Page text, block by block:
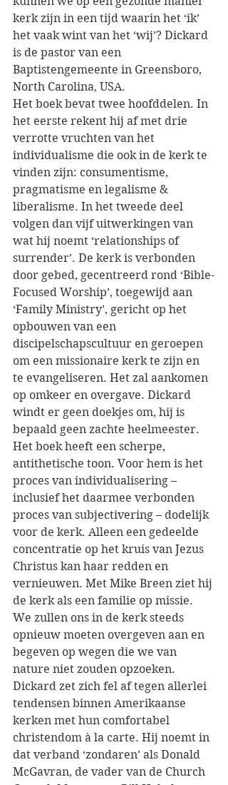
kerk zijn in een tijd waarin het ‘ik’
het vaak wint van het ‘wij’? Dickard
is de pastor van een
Baptistengemeente in Greensboro,
North Carolina, USA.
Het boek bevat twee hoofddelen. In
het eerste rekent hij af met drie
verrotte vruchten van het
individualisme die ook in de kerk te
vinden zijn: consumentisme,
pragmatisme en legalisme &
liberalisme. In het tweede deel
volgen dan vijf uitwerkingen van
wat hij noemt ‘relationships of
surrender’. De kerk is verbonden
door gebed, gecentreerd rond ‘Bible-
Focused Worship’, toegewijd aan
‘Family Ministry’, gericht op het
opbouwen van een
discipelschapscultuur en geroepen
om een missionaire kerk te zijn en
te evangeliseren. Het zal aankomen
op omkeer en overgave. Dickard
windt er geen doekjes om, hij is
bepaald geen zachte heelmeester.
Het boek heeft een scherpe,
antithetische toon. Voor hem is het
proces van individualisering –
inclusief het daarmee verbonden
proces van subjectivering – dodelijk
voor de kerk. Alleen een gedeelde
concentratie op het kruis van Jezus
Christus kan haar redden en
vernieuwen. Met Mike Breen ziet hij
de kerk als een familie op missie.
We zullen ons in de kerk steeds
opnieuw moeten overgeven aan en
begeven op wegen die we van
nature niet zouden opzoeken.
Dickard zet zich fel af tegen allerlei
tendensen binnen Amerikaanse
kerken met hun comfortabel
christendom à la carte. Hij noemt in
dat verband ‘zondaren’ als Donald
McGavran, de vader van de Church